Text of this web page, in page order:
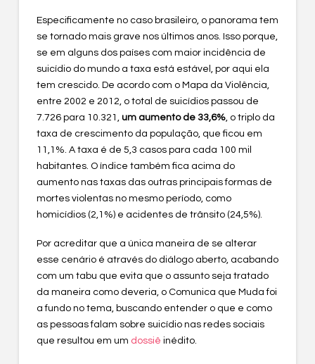
Especificamente no caso brasileiro, o panorama tem
se tornado mais grave nos últimos anos. Isso porque,
se em alguns dos países com maior incidência de
suicídio do mundo a taxa está estável, por aqui ela
tem crescido. De acordo com o Mapa da Violência,
entre 2002 e 2012, o total de suicídios passou de
7.726 para 10.321, um aumento de 33,6%, o triplo da
taxa de crescimento da população, que ficou em
11,1%. A taxa é de 5,3 casos para cada 100 mil
habitantes. O índice também fica acima do
aumento nas taxas das outras principais formas de
mortes violentas no mesmo período, como
homicídios (2,1%) e acidentes de trânsito (24,5%).
Por acreditar que a única maneira de se alterar
esse cenário é através do diálogo aberto, acabando
com um tabu que evita que o assunto seja tratado
da maneira como deveria, o Comunica que Muda foi
a fundo no tema, buscando entender o que e como
as pessoas falam sobre suicídio nas redes sociais
que resultou em um dossiê inédito.